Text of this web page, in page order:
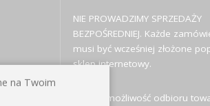
NIE PROWADZIMY SPRZEDAŻY
BEZPOŚREDNIEJ. Każde
musi być wcześniej złożone
sklep internetowy.
Istnieje możliwość odbioru
na Twoim